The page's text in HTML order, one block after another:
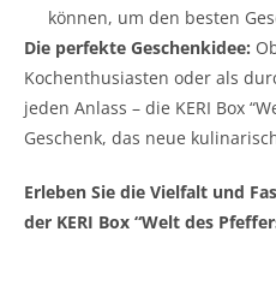
können, um den besten
Die perfekte Geschenkidee:
Kochenthusiasten oder als
jeden Anlass – die KERI Box
Geschenk, das neue
Erleben Sie die Vielfalt und
der KERI Box “Welt des